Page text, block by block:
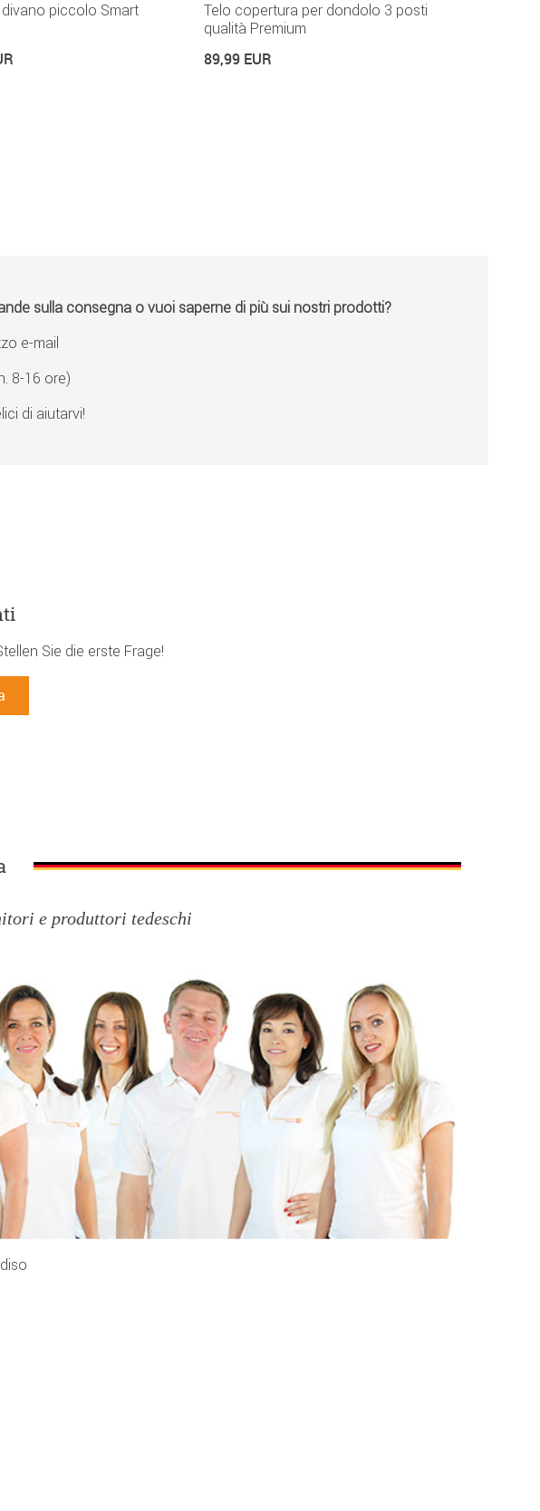
piccolo Smart
Telo copertura per dondolo 3 posti
qualità Premium
89,99 EUR
sulla consegna o vuoi saperne di più sui nostri prodotti?
e-mail
8-16 ore)
di aiutarvi!
Sie die erste Frage!
e produttori tedeschi